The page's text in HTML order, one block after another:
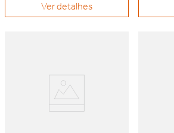
Ver detalhes